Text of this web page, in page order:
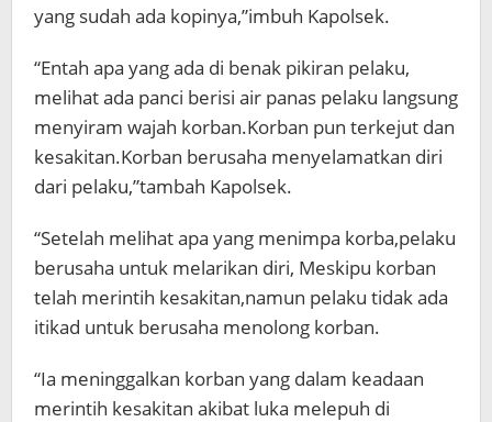
yang sudah ada kopinya,”imbuh Kapolsek.
“Entah apa yang ada di benak pikiran pelaku,
melihat ada panci berisi air panas pelaku langsung
menyiram wajah korban.Korban pun terkejut dan
kesakitan.Korban berusaha menyelamatkan diri
dari pelaku,”tambah Kapolsek.
“Setelah melihat apa yang menimpa korba,pelaku
berusaha untuk melarikan diri, Meskipu korban
telah merintih kesakitan,namun pelaku tidak ada
itikad untuk berusaha menolong korban.
“Ia meninggalkan korban yang dalam keadaan
merintih kesakitan akibat luka melepuh di